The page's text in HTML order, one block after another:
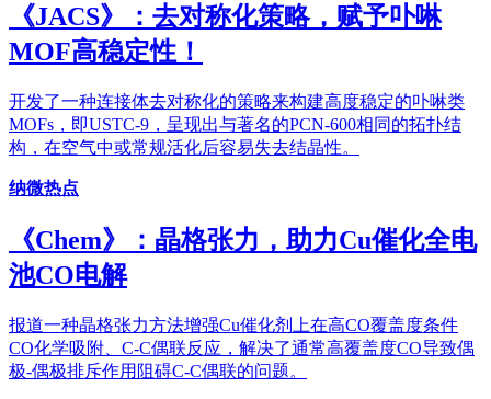
《JACS》：去对称化策略，赋予卟啉
MOF高稳定性！
开发了一种连接体去对称化的策略来构建高度稳定的卟啉类
MOFs，即USTC-9，呈现出与著名的PCN-600相同的拓扑结
构，在空气中或常规活化后容易失去结晶性。
纳微热点
《Chem》：晶格张力，助力Cu催化全电
池CO电解
报道一种晶格张力方法增强Cu催化剂上在高CO覆盖度条件
CO化学吸附、C-C偶联反应，解决了通常高覆盖度CO导致偶
极-偶极排斥作用阻碍C-C偶联的问题。